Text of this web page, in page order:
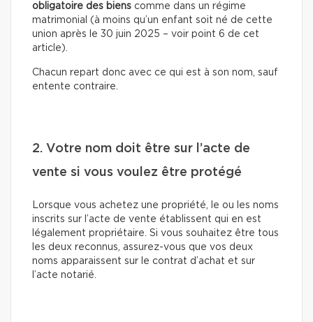
obligatoire des biens comme dans un régime
matrimonial (à moins qu’un enfant soit né de cette
union après le 30 juin 2025 – voir point 6 de cet
article).
Chacun repart donc avec ce qui est à son nom, sauf
entente contraire.
2. Votre nom doit être sur l’acte de
vente si vous voulez être protégé
Lorsque vous achetez une propriété, le ou les noms
inscrits sur l’acte de vente établissent qui en est
légalement propriétaire. Si vous souhaitez être tous
les deux reconnus, assurez-vous que vos deux
noms apparaissent sur le contrat d’achat et sur
l’acte notarié.